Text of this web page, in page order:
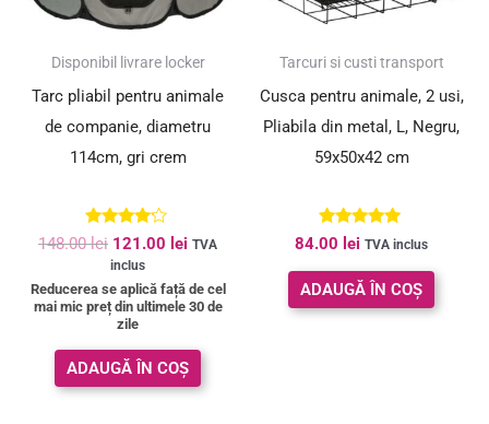
SUPER PREȚ!
Disponibil livrare locker
Tarc pliabil pentru animale
de companie, diametru
114cm, gri crem
Evaluat la
4.00
din 5
148.00lei 121.00 lei TVA
inclus
Reducerea se aplică față de cel
mai mic preț din ultimele 30 de
zile
ADAUGĂ ÎN COȘ
Tarcuri si custi transport
Cusca pentru animale, 2 usi,
Pliabila din metal, L, Negru,
59x50x42 cm
Evaluat la
5.00
din 5
84.00 lei TVA inclus
ADAUGĂ ÎN COȘ